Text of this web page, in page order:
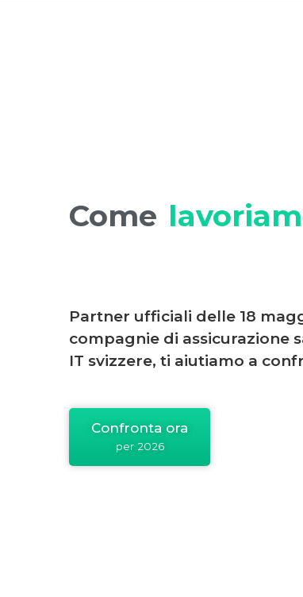
Come
Partner ufficiali delle 18
compagnie di assicurazione
IT svizzere, ti aiutiamo a
Confronta ora
per 2026